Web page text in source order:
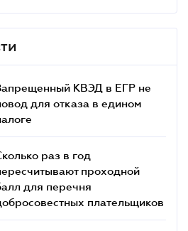
КВЭД в ЕГР не
для отказа в едином
раз в год
проходной
для перечня
плательщиков